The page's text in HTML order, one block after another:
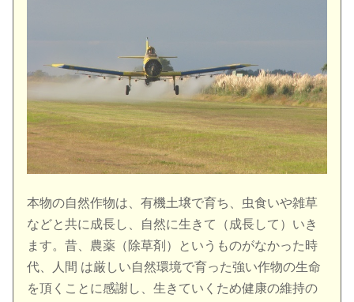
本物の自然作物は、有機土壌で育ち、虫食いや雑草
などと共に成長し、自然に生きて（成長して）いき
ます。昔、農薬（除草剤）というものがなかった時
代、人間 は厳しい自然環境で育った強い作物の生命
を頂くことに感謝し、生きていくため健康の維持の